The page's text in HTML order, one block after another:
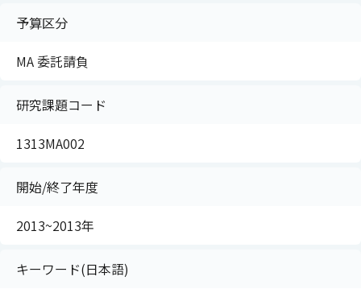
予算区分
MA 委託請負
研究課題コード
1313MA002
開始/終了年度
2013~2013年
キーワード(日本語)